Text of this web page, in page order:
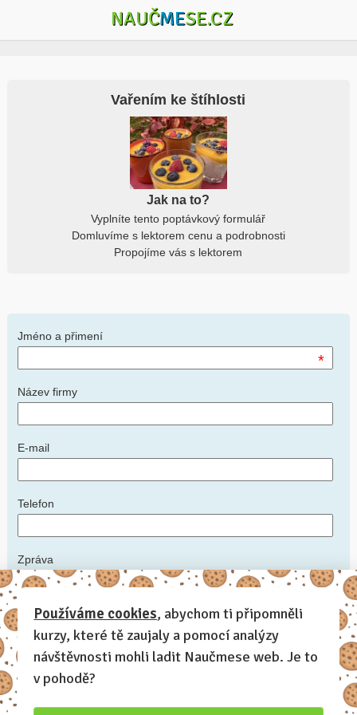
NAUČMESE.CZ
Vařením ke štíhlosti
Jak na to?
Vyplníte tento poptávkový formulář
Domluvíme s lektorem cenu a podrobnosti
Propojíme vás s lektorem
Jméno a přimení
*
Název firmy
E-mail
Telefon
Zpráva
*
Napište nám podrobnosti: ideální datum konání kurzu, počet
zaměstnanců, zda máte prostory, kde kurz uspořádat, další informace,
které by měl lektor vědět
Používáme cookies, abychom ti připomněli
kurzy, které tě zaujaly a pomocí analýzy
návštěvnosti mohli ladit Naučmese web. Je to
v pohodě?